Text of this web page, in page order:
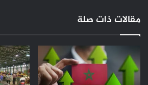
مقالات ذات صلة